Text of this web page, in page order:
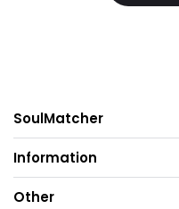
SoulMatcher
Information
Other